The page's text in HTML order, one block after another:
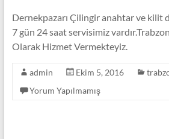
Dernekpazarı Çilingir anahtar ve kilit
7 gün 24 saat servisimiz
Olarak Hizmet Vermekteyiz.
admin Ekim 5, 2016
Yorum Yapılmamış